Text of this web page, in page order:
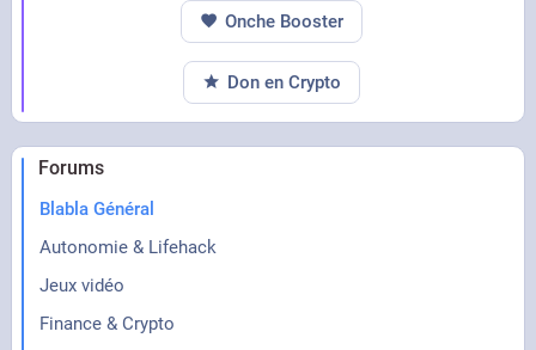
Forums
Blabla Général
Autonomie & Lifehack
Jeux vidéo
Finance & Crypto
Onche Booster
Don en Crypto